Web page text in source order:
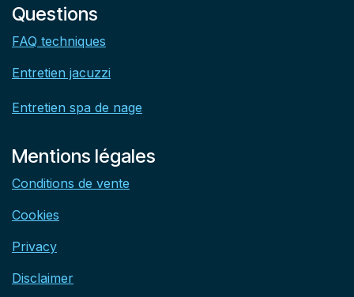
Questions
FAQ techniques
Entretien jacuzzi
Entretien spa de nage
Mentions légales
Conditions de vente
Cookies
Privacy
Disclaimer